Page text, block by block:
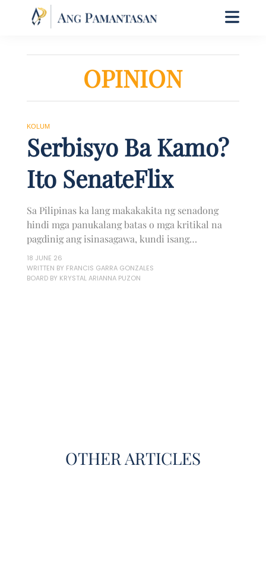
OPINION
KOLUM
Serbisyo Ba Kamo?
Ito SenateFlix
Sa Pilipinas ka lang makakakita ng senadong
hindi mga panukalang batas o mga kritikal na
pagdinig ang isinasagawa, kundi isang
kumpletong, masalimuot na telenovela.
18 JUNE 26
WRITTEN BY FRANCIS GARRA GONZALES
BOARD BY KRYSTAL ARIANNA PUZON
OTHER ARTICLES